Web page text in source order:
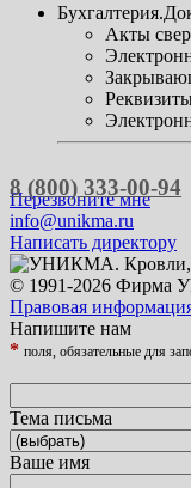
Акты
8 (800) 333-00-94
Перезвоните мне
info@unikma.ru
Написать директору
© 1991-2026
Правовая
Напишите нам
* поля, обязательные для
Тема письма
Ваше имя